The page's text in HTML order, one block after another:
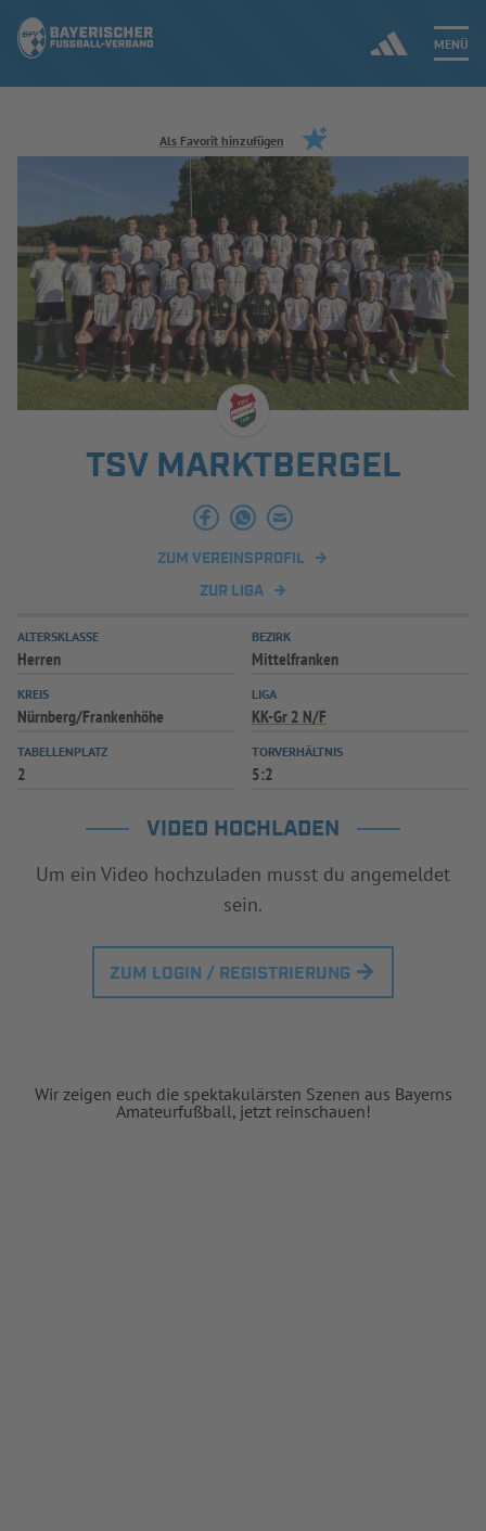
MENÜ
Jetzt einloggen
ERGEBNISSE & WETTBEWERBE
NEUIGKEITEN
SPIELBETRIEB & VERBANDSLEBEN
AUSBILDUNG & FÖRDERUNG
INFOTHEK SPIELPLUS
Als Favorit hinzufügen
TSV MARKTBERGEL
ZUM VEREINSPROFIL
ZUR LIGA
ALTERSKLASSE
Herren
BEZIRK
Mittelfranken
KREIS
Nürnberg/Frankenhöhe
LIGA
KK-Gr 2 N/F
TABELLENPLATZ
2
TORVERHÄLTNIS
5:2
VIDEO HOCHLADEN
Um ein Video hochzuladen musst du angemeldet
sein.
ZUM LOGIN / REGISTRIERUNG
Wir zeigen euch die spektakulärsten Szenen aus Bayerns
Amateurfußball, jetzt reinschauen!